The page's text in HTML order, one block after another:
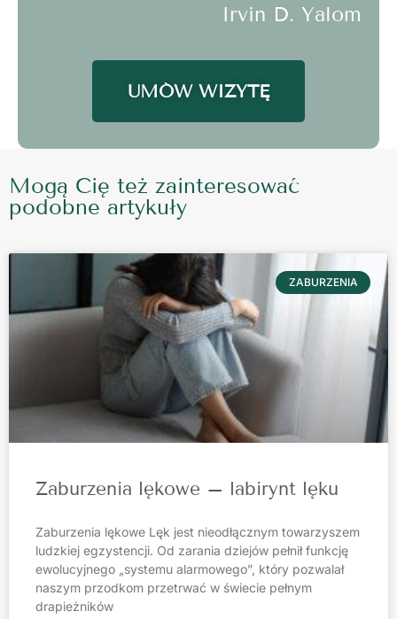
Irvin D. Yalom
UMÓW WIZYTĘ
Mogą Cię też zainteresować
podobne artykuły
ZABURZENIA
Zaburzenia lękowe – labirynt lęku
Zaburzenia lękowe Lęk jest nieodłącznym towarzyszem
ludzkiej egzystencji. Od zarania dziejów pełnił funkcję
ewolucyjnego „systemu alarmowego”, który pozwalał
naszym przodkom przetrwać w świecie pełnym
drapieżników